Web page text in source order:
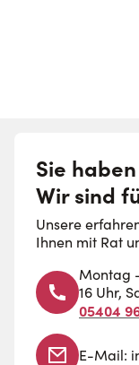
Sie
Wir sind
Unsere
Ihnen mit Rat
Montag
16 Uhr,
05404
E-Mail: